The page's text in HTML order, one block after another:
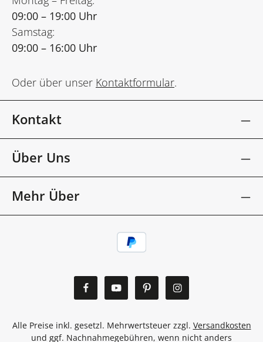
09:00 – 19:00 Uhr
Samstag:
09:00 – 16:00 Uhr
Oder über unser Kontaktformular.
Kontakt
Über Uns
Mehr Über
Alle Preise inkl. gesetzl. Mehrwertsteuer zzgl. Versandkosten
und ggf. Nachnahmegebühren, wenn nicht anders